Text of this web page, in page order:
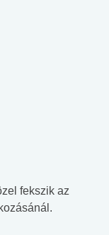
fekszik az